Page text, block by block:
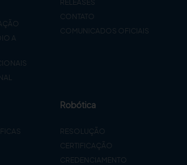
A
RELEASES
CONTATO
COMUNICADOS OFICIAIS
Robótica
RESOLUÇÃO
CERTIFICAÇÃO
CREDENCIAMENTO